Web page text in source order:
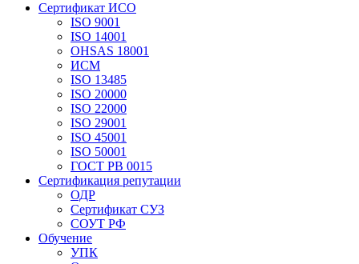
Сертификат ИСО
ISO 9001
ISO 14001
OHSAS 18001
ИСМ
ISO 13485
ISO 20000
ISO 22000
ISO 29001
ISO 45001
ISO 50001
ГОСТ РВ 0015
Сертификация репутации
ОДР
Сертификат СУЗ
СОУТ РФ
Обучение
УПК